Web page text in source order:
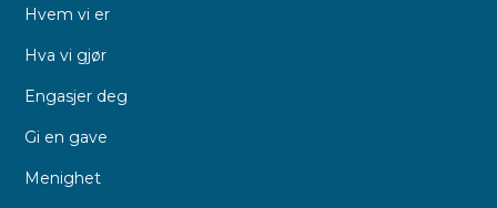
Hvem vi er
Hva vi gjør
Engasjer deg
Gi en gave
Menighet